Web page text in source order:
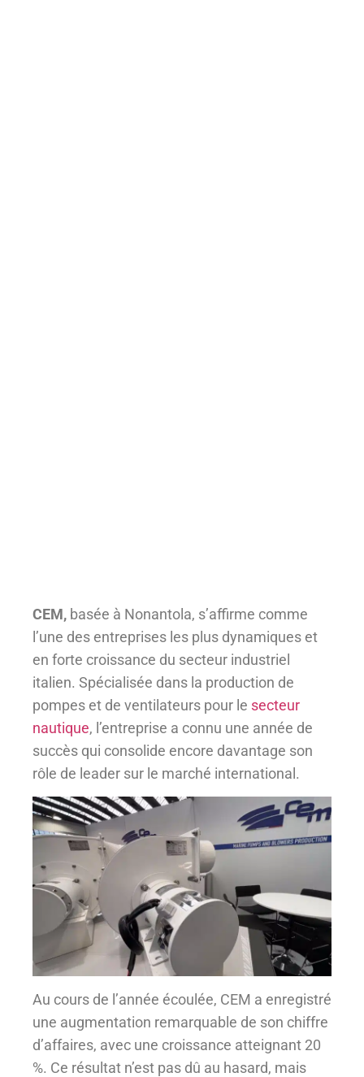
CEM, basée à Nonantola, s’affirme comme
l’une des entreprises les plus dynamiques et
en forte croissance du secteur industriel
italien. Spécialisée dans la production de
pompes et de ventilateurs pour le secteur
nautique, l’entreprise a connu une année de
succès qui consolide encore davantage son
rôle de leader sur le marché international.
Au cours de l’année écoulée, CEM a enregistré
une augmentation remarquable de son chiffre
d’affaires, avec une croissance atteignant 20
%. Ce résultat n’est pas dû au hasard, mais